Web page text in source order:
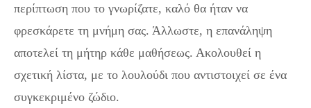
περίπτωση που το γνωρίζατε, καλό θα ήταν να
φρεσκάρετε τη μνήμη σας. Άλλωστε, η επανάληψη
αποτελεί τη μήτηρ κάθε μαθήσεως. Ακολουθεί η
σχετική λίστα, με το λουλούδι που αντιστοιχεί σε ένα
συγκεκριμένο ζώδιο.